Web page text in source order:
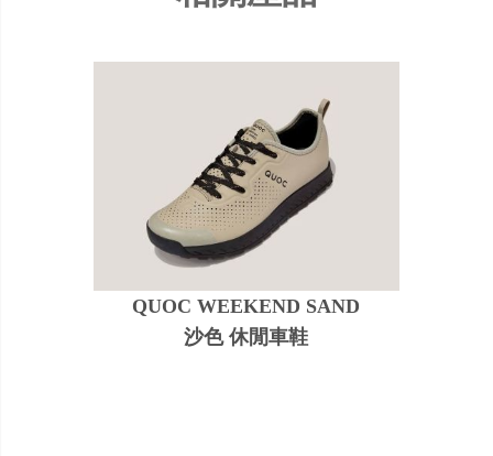
QUOC WEEKEND SAND
沙色 休閒車鞋